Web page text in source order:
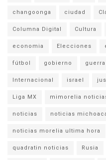
changoonga ciudad
Columna Digital Cultura
economia Elecciones
fútbol gobierno guerra
Internacional israel
Liga MX mimorelia
noticias noticias
noticias morelia ultima hora
quadratin noticias Rusia